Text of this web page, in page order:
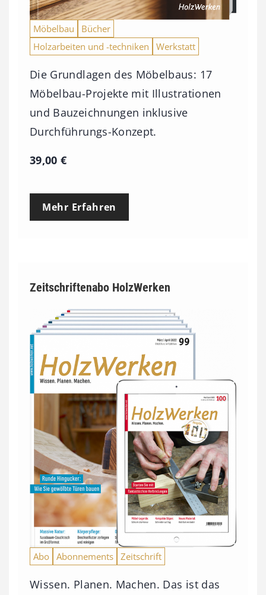
9
3
,
0
0
€
Möbelbau
Bücher
Holzarbeiten und -techniken
Werkstatt
Die Grundlagen des Möbelbaus: 17
Möbelbau-Projekte mit Illustrationen
und Bauzeichnungen inklusive
Durchführungs-Konzept.
39,00€
Mehr Erfahren
Zeitschriftenabo HolzWerken
Abo Abonnements Zeitschrift
Wissen. Planen. Machen. Das ist das